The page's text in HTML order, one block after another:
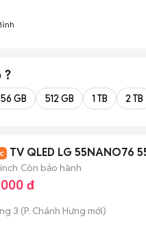
?
GB 512 GB 1 TB 2 TB
TV QLED LG 55NANO76
Còn bảo hành
đ
3 (P. Chánh Hưng mới)